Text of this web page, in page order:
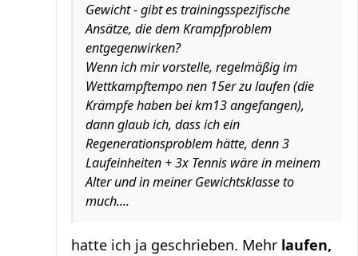
Gewicht - gibt es trainingsspezifische
Ansätze, die dem Krampfproblem
entgegenwirken?
Wenn ich mir vorstelle, regelmäßig im
Wettkampftempo nen 15er zu laufen (die
Krämpfe haben bei km13 angefangen),
dann glaub ich, dass ich ein
Regenerationsproblem hätte, denn 3
Laufeinheiten + 3x Tennis wäre in meinem
Alter und in meiner Gewichtsklasse to
much....
hatte ich ja geschrieben. Mehr laufen,